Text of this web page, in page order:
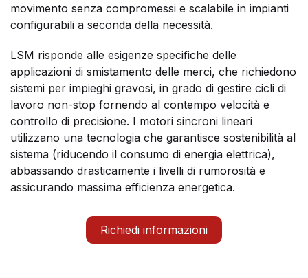
movimento senza compromessi e scalabile in impianti
configurabili a seconda della necessità.
LSM risponde alle esigenze specifiche delle
applicazioni di smistamento delle merci, che richiedono
sistemi per impieghi gravosi, in grado di gestire cicli di
lavoro non-stop fornendo al contempo velocità e
controllo di precisione. I motori sincroni lineari
utilizzano una tecnologia che garantisce sostenibilità al
sistema (riducendo il consumo di energia elettrica),
abbassando drasticamente i livelli di rumorosità e
assicurando massima efficienza energetica.
Richiedi informazioni